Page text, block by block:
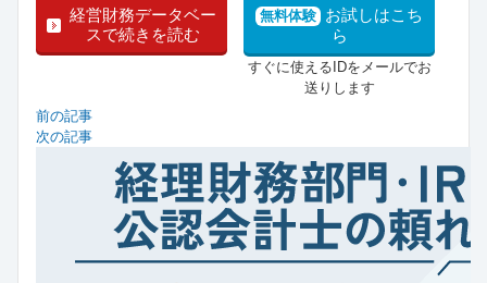
経営財務データベー
スで続きを読む
無料体験 お試しはこち
ら
すぐに使えるIDをメールでお
送りします
前の記事
次の記事